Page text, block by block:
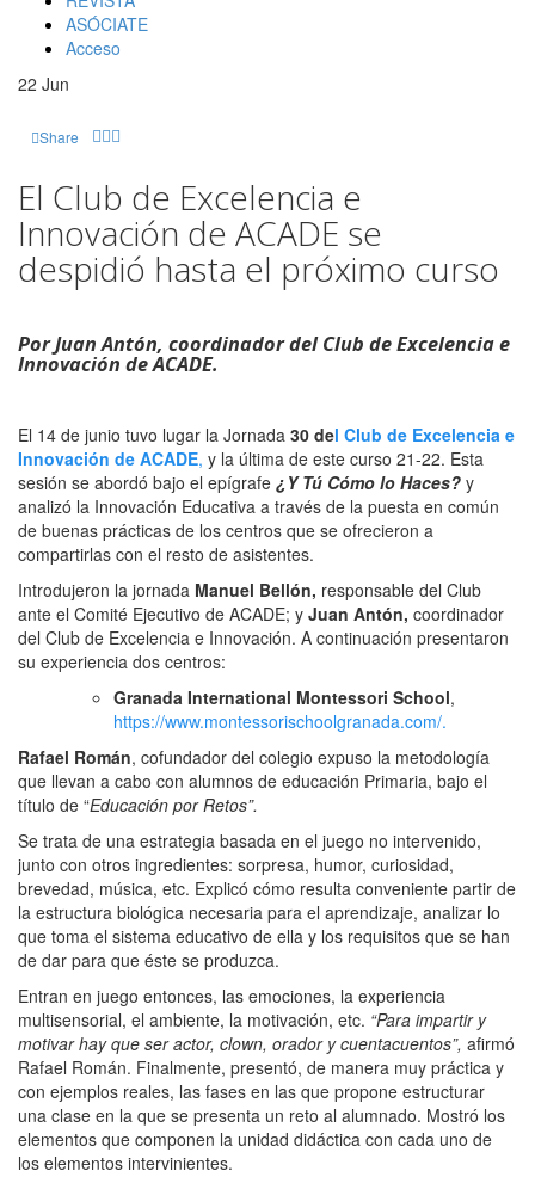
ASÓCIATE
Acceso
22 Jun
Share
El Club de Excelencia e
Innovación de ACADE se
despidió hasta el próximo curso
Por Juan Antón, coordinador del Club de Excelencia e
Innovación de ACADE.
El 14 de junio tuvo lugar la Jornada 30 del Club de Excelencia e
Innovación de ACADE, y la última de este curso 21-22. Esta
sesión se abordó bajo el epígrafe ¿Y Tú Cómo lo Haces? y
analizó la Innovación Educativa a través de la puesta en común
de buenas prácticas de los centros que se ofrecieron a
compartirlas con el resto de asistentes.
Introdujeron la jornada Manuel Bellón, responsable del Club
ante el Comité Ejecutivo de ACADE; y Juan Antón, coordinador
del Club de Excelencia e Innovación. A continuación presentaron
su experiencia dos centros:
Granada International Montessori School,
https://www.montessorischoolgranada.com/.
Rafael Román, cofundador del colegio expuso la metodología
que llevan a cabo con alumnos de educación Primaria, bajo el
título de “Educación por Retos”.
Se trata de una estrategia basada en el juego no intervenido,
junto con otros ingredientes: sorpresa, humor, curiosidad,
brevedad, música, etc. Explicó cómo resulta conveniente partir de
la estructura biológica necesaria para el aprendizaje, analizar lo
que toma el sistema educativo de ella y los requisitos que se han
de dar para que éste se produzca.
Entran en juego entonces, las emociones, la experiencia
multisensorial, el ambiente, la motivación, etc. “Para impartir y
motivar hay que ser actor, clown, orador y cuentacuentos”, afirmó
Rafael Román. Finalmente, presentó, de manera muy práctica y
con ejemplos reales, las fases en las que propone estructurar
una clase en la que se presenta un reto al alumnado. Mostró los
elementos que componen la unidad didáctica con cada uno de
los elementos intervinientes.